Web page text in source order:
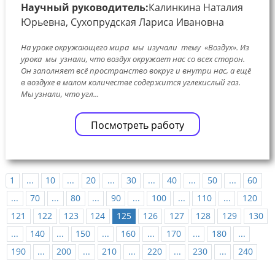
Научный руководитель:Калинкина Наталия
Юрьевна, Сухопрудская Лариса Ивановна
На уроке окружающего мира мы изучали тему «Воздух». Из
урока мы узнали, что воздух окружает нас со всех сторон.
Он заполняет всё пространство вокруг и внутри нас, а ещё
в воздухе в малом количестве содержится углекислый газ.
Мы узнали, что угл...
Посмотреть работу
1 ... 10 ... 20 ... 30 ... 40 ... 50 ...
60
...
70 ... 80 ... 90 ... 100 ... 110 ...
120
121
122 123 124 125 126 127 128 129
130
...
140 ... 150 ... 160 ... 170 ... 180
...
190
... 200 ... 210 ... 220 ... 230 ...
240